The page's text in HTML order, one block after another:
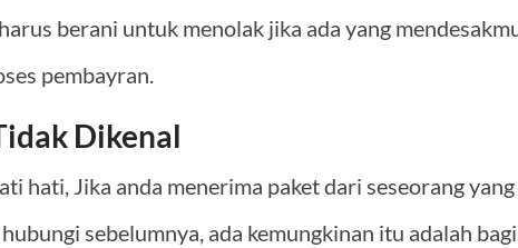
berani untuk menolak jika ada yang
pembayran.
Dikenal
hati, Jika anda menerima paket dari seseorang
sebelumnya, ada kemungkinan itu adalah